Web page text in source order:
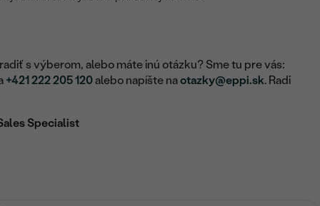
s výberom, alebo máte inú otázku? Sme tu pre vás:
+421 222 205 120alebo napíšte naotazky@eppi.sk. Radi
Specialist